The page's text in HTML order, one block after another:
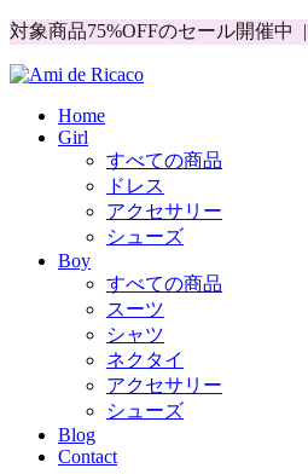
対象商品75%OFFのセール開催中 |
Home
Girl
すべての商品
ドレス
アクセサリー
シューズ
Boy
すべての商品
スーツ
シャツ
ネクタイ
アクセサリー
シューズ
Blog
Contact